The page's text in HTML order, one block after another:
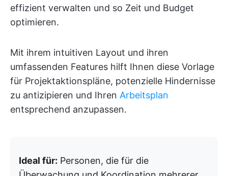
effizient verwalten und so Zeit und Budget
optimieren.
Mit ihrem intuitiven Layout und ihren
umfassenden Features hilft Ihnen diese Vorlage
für Projektaktionspläne, potenzielle Hindernisse
zu antizipieren und Ihren Arbeitsplan
entsprechend anzupassen.
Ideal für: Personen, die für die